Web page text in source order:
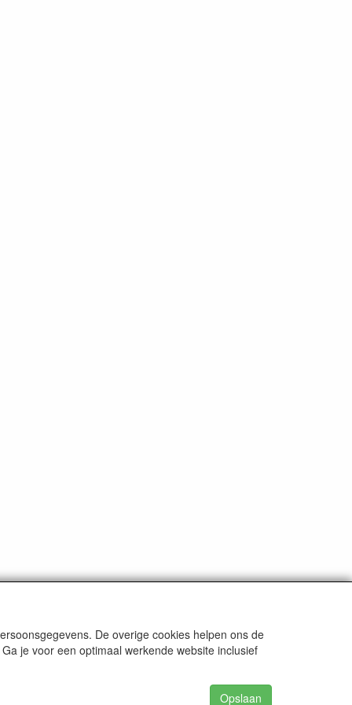
De overige cookies helpen ons de
je voor een optimaal werkende website inclusief
Opslaan